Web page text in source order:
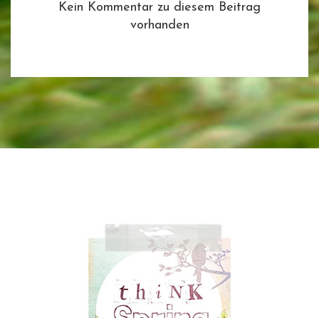
Kein Kommentar zu diesem Beitrag
vorhanden